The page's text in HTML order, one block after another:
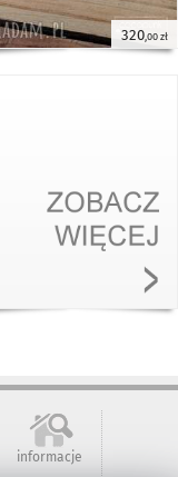
perłami - srebro 925 -
z perłami - srebro 925 -
komplet i nie żałuję,
cudnie wykonana,
ładnie zapakowana, aż
otworzyć i odkrywać
i bransoletką, długość
320,00 zł
informacje